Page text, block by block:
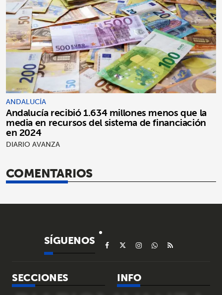
ANDALUCÍA
Andalucía recibió 1.634 millones menos que la
media en recursos del sistema de financiación
en 2024
DIARIO AVANZA
COMENTARIOS
SÍGUENOS
SECCIONES INFO